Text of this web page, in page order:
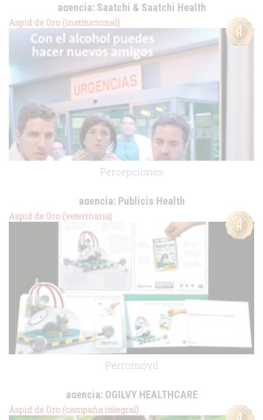
agencia:Saatchi & Saatchi Health
Aspid de Oro (institucional)
Percepciones
agencia:Publicis Health
cliente:Ministerio de Sanidad y Consumo
Aspid de Oro (veterinaria)
Perromóvil
agencia:OGILVY HEALTHCARE
cliente:Merial
Aspid de Oro (campaña integral)